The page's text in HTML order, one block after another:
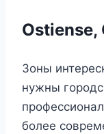
Ostiense,
Зоны
нужны
более